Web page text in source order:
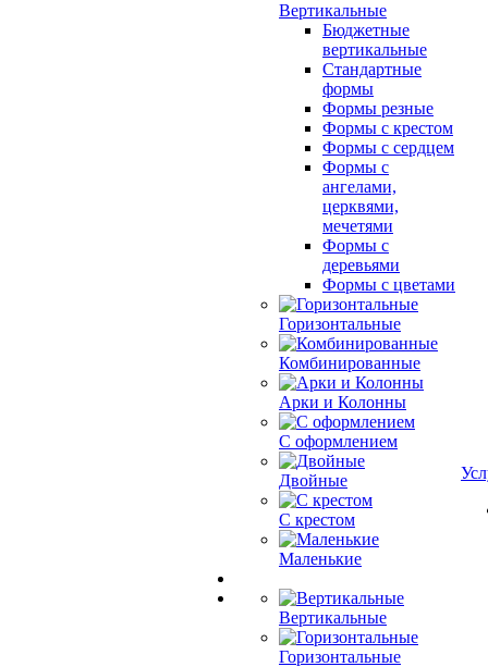
Вертикальные
Бюджетные
вертикальные
Стандартные
формы
Формы резные
Формы с крестом
Формы с сердцем
Формы с
ангелами,
церквями,
мечетями
Формы с
деревьями
Формы с цветами
Горизонтальные
Комбинированные
Арки и Колонны
С оформлением
Двойные
С крестом
Маленькие
Вертикальные
Горизонтальные